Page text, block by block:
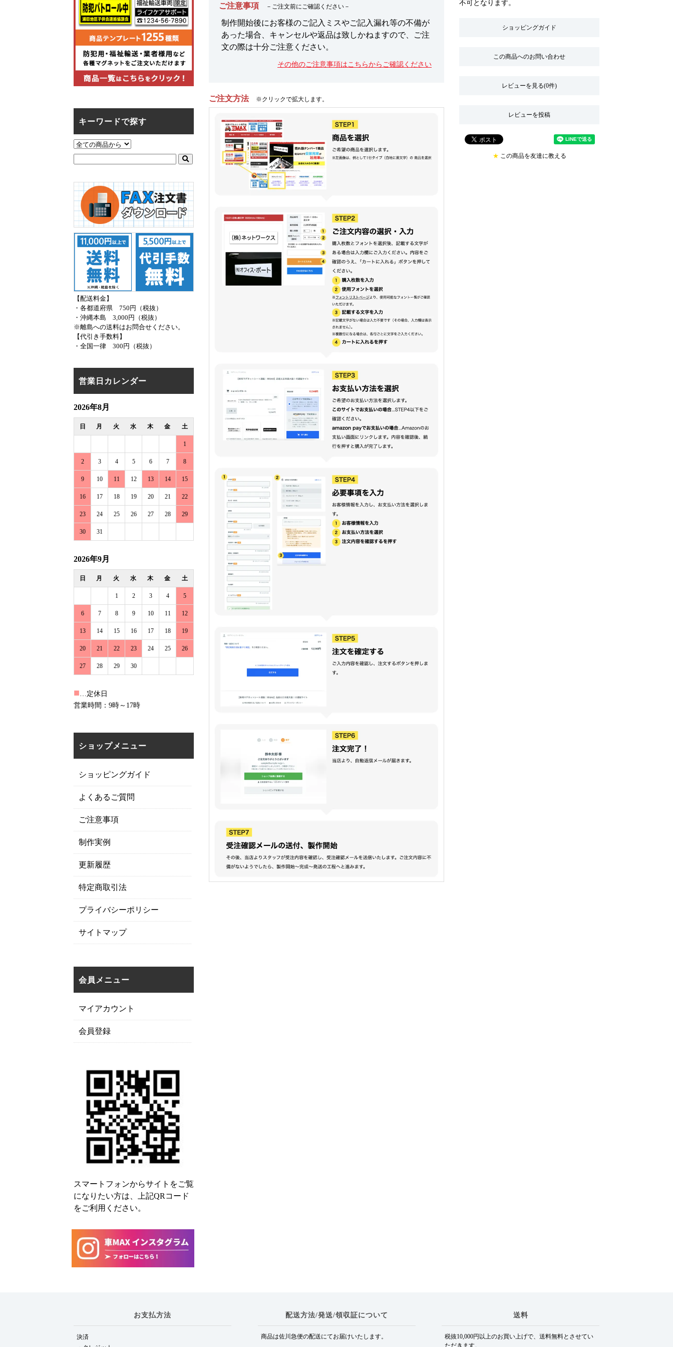
ご注意事項 －ご注文前にご確認ください－
制作開始後にお客様のご記入ミスやご記入漏れ等の不備が
あった場合、キャンセルや返品は致しかねますので、ご注
文の際は十分ご注意ください。
その他のご注意事項はこちらからご確認ください
ご注文方法 ※クリックで拡大します。
不可となります。
ショッピングガイド
この商品へのお問い合わせ
レビューを見る(0件)
レビューを投稿
★ この商品を友達に教える
キーワードで探す
【配送料金】
・各都道府県 750円（税抜）
・沖縄本島 3,000円（税抜）
※離島への送料はお問合せください。
【代引き手数料】
・全国一律 300円（税抜）
営業日カレンダー
2026年8月
日 月 火 水 木 金 土
1
2 3 4 5 6 7 8
9 10 11 12 13 14 15
16 17 18 19 20 21 22
23 24 25 26 27 28 29
30 31
2026年9月
日 月 火 水 木 金 土
1 2 3 4 5
6 7 8 9 10 11 12
13 14 15 16 17 18 19
20 21 22 23 24 25 26
27 28 29 30
■ …定休日
営業時間：9時～17時
ショップメニュー
ショッピングガイド
よくあるご質問
ご注意事項
制作実例
更新履歴
特定商取引法
プライバシーポリシー
サイトマップ
会員メニュー
マイアカウント
会員登録
スマートフォンからサイトをご覧
になりたい方は、上記QRコード
をご利用ください。
お支払方法
決済
配送方法/発送/領収証について
商品は佐川急便の配送にてお届けいたします。
送料
税抜10,000円以上のお買い上げで、送料無料とさせてい